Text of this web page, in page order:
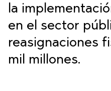
la
en el sector
reasignaciones
mil millones.